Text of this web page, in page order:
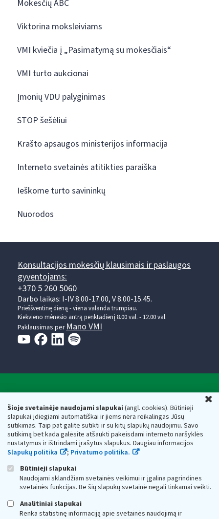
Šioje svetainėje naudojami slapukai(angl. cookies). Būtinieji
slapukai įdiegiami automatiškai ir jiems nėra reikalingas Jūsų
sutikimas. Taip pat galite sutikti ir su kitų slapukų naudojimu. Savo
sutikimą bet kada galėsite atšaukti pakeisdami interneto naršyklės
nustatymus ir ištrindami įrašytus slapukus. Daugiau informacijos
Slapukų politika
; Privatumo politika.
Būtinieji slapukai
Naudojami sklandžiam svetainės veikimui ir įgalina pagrindines
svetainės funkcijas. Be šių slapukų svetainė negali tinkamai veikti.
Analitiniai slapukai
Renka statistinę informaciją apie svetainės naudojimą ir
Mokesčių ABC
Viktorina moksleiviams
VMI kviečia į „Pasimatymą su mokesčiais“
VMI turto aukcionai
Įmonių VDU palyginimas
STOP šešėliui
Krašto apsaugos ministerijos informacija
Interneto svetainės atitikties paraiška
Ieškome turto savininkų
Nuorodos
Konsultacijos mokesčių klausimais ir paslaugos
gyventojams:
+370 5 260 5060
Darbo laikas: I-IV 8.00-17.00, V 8.00-15.45.
Prieššventinę dieną - viena valanda trumpiau.
Kiekvieno mėnesio antrą penktadienį 8.00 val. - 12.00 val.
Paklausimas per Mano VMI
Respublikos finansų ministerijos
Biudžetinė įstaiga. Juridinio asmens kodas — 188659752,
adresas: Vasario 16-osios g. 14, 01107 Vilnius, Lietuva, el.paštas:
vmi@vmi.lt, E. pristatymo dėžutės adresas 188659752
Duomenys apie Valstybinę mokesčių inspekciją prie Lietuvos
Respublikos finansų ministerijos kaupiami ir saugomi Juridinių